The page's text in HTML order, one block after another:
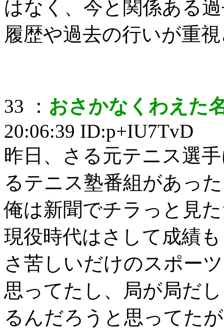
はなく、今と関係ある
履歴や過去の行いが重
33 ： おさかなくわえた
20:06:39 ID:p+IU7TvD
昨日、さる元テニス選
るテニス塾番組があっ
俺は新聞でチラっと見
現役時代はさして成績
さ苦しいだけのスポー
思ってたし、局が局だ
るんだろうと思ってた